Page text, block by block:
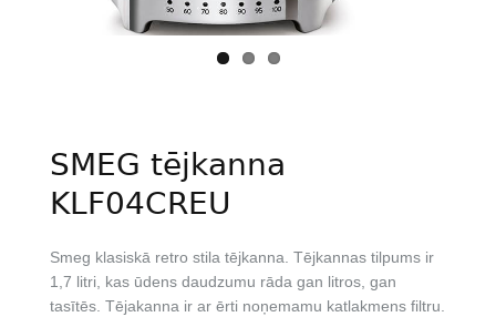
SMEG tējkanna
KLF04CREU
Smeg klasiskā retro stila tējkanna. Tējkannas tilpums ir
1,7 litri, kas ūdens daudzumu rāda gan litros, gan
tasītēs. Tējakanna ir ar ērti noņemamu katlakmens filtru.